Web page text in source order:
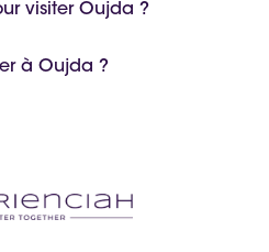
visiter Oujda ?
à Oujda ?